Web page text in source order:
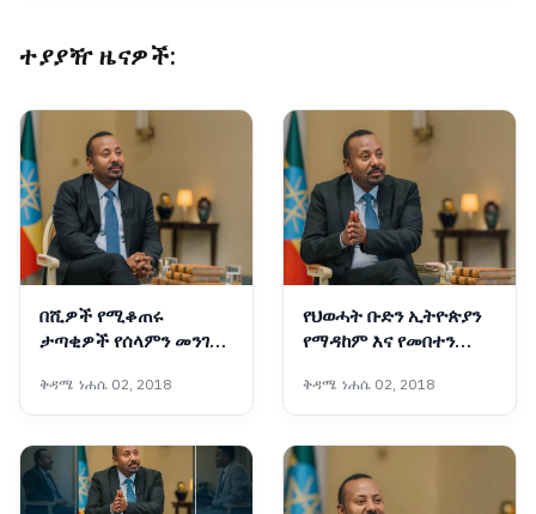
ተያያዥ ዜናዎች:
በሺዎች የሚቆጠሩ
ታጣቂዎች የሰላምን መንገድ
እየተቀላቀሉ ነው - ጠቅላይ
ሚኒስትር ዐቢይ አሕመድ
(ዶ/ር)
ቅዳሜ ነሐሴ 02, 2018
የህወሓት ቡድን ኢትዮጵያን
የማዳከም እና የመበተን
ጠላቶች መሳሪያ በመሆን
እያገለገለ ይገኛል - ጠቅላይ
ሚኒስትር ዐቢይ አሕመድ
(ዶ/ር)
ቅዳሜ ነሐሴ 02, 2018